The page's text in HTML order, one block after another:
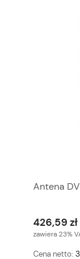
Antena
426,59 zł
zawiera 23%
Cena netto: